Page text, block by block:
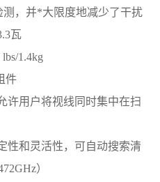
测，并*大限度地减少了干扰
瓦
1.4kg
件
许用户将视线同时集中在扫
性和灵活性，可自动搜索清
）